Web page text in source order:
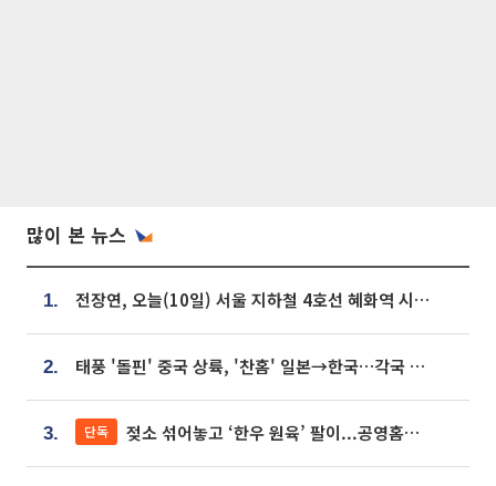
많이 본 뉴스
1. 전장연, 오늘(10일) 서울 지하철 4호선 혜화역 시위…1호선 용산역 무정차
2. 태풍 '돌핀' 중국 상륙, '찬홈' 일본→한국…각국 기상청 예상 경로는?
3. 단독 젖소 섞어놓고 ‘한우 원육’ 팔이...공영홈쇼핑 표기·검증 구멍